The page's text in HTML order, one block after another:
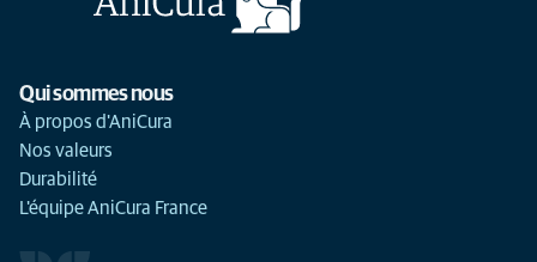
Qui sommes nous
À propos d'AniCura
Nos valeurs
Durabilité
L'équipe AniCura France